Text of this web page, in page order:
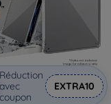
Réduction
avec
coupon
EXTRA10